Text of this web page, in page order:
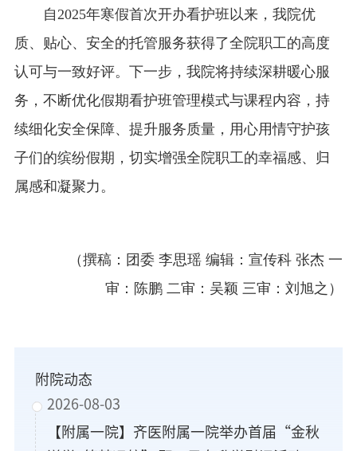
自2025年寒假首次开办看护班以来，我院优
质、贴心、安全的托管服务获得了全院职工的高度
认可与一致好评。下一步，我院将持续深耕暖心服
务，不断优化假期看护班管理模式与课程内容，持
续细化安全保障、提升服务质量，用心用情守护孩
子们的缤纷假期，切实增强全院职工的幸福感、归
属感和凝聚力。
（撰稿：团委 李思瑶编辑：宣传科 张杰一
审：陈鹏 二审：吴颖 三审：刘旭之 ）
附院动态
2026-08-03
【附属一院】齐医附属一院举办首届“金秋